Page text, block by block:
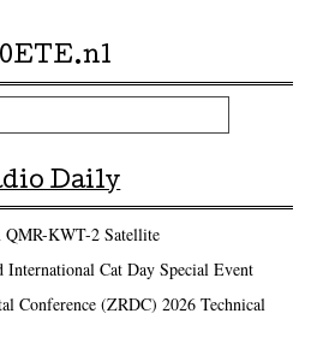
Daily
KWT-2 Satellite
Cat Day Special Event
Conference (ZRDC) 2026 Technical